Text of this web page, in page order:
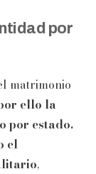
por
matrimonio
ello la
por estado.
el
,